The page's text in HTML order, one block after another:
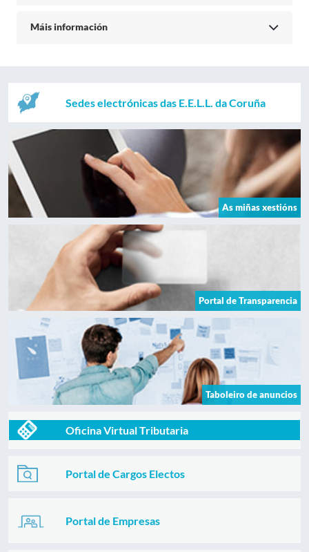
Máis información
Sedes electrónicas das E.E.L.L. da Coruña
As miñas xestións
Portal de Transparencia
Taboleiro de anuncios
Oficina Virtual Tributaria
Portal de Cargos Electos
Portal de Empresas